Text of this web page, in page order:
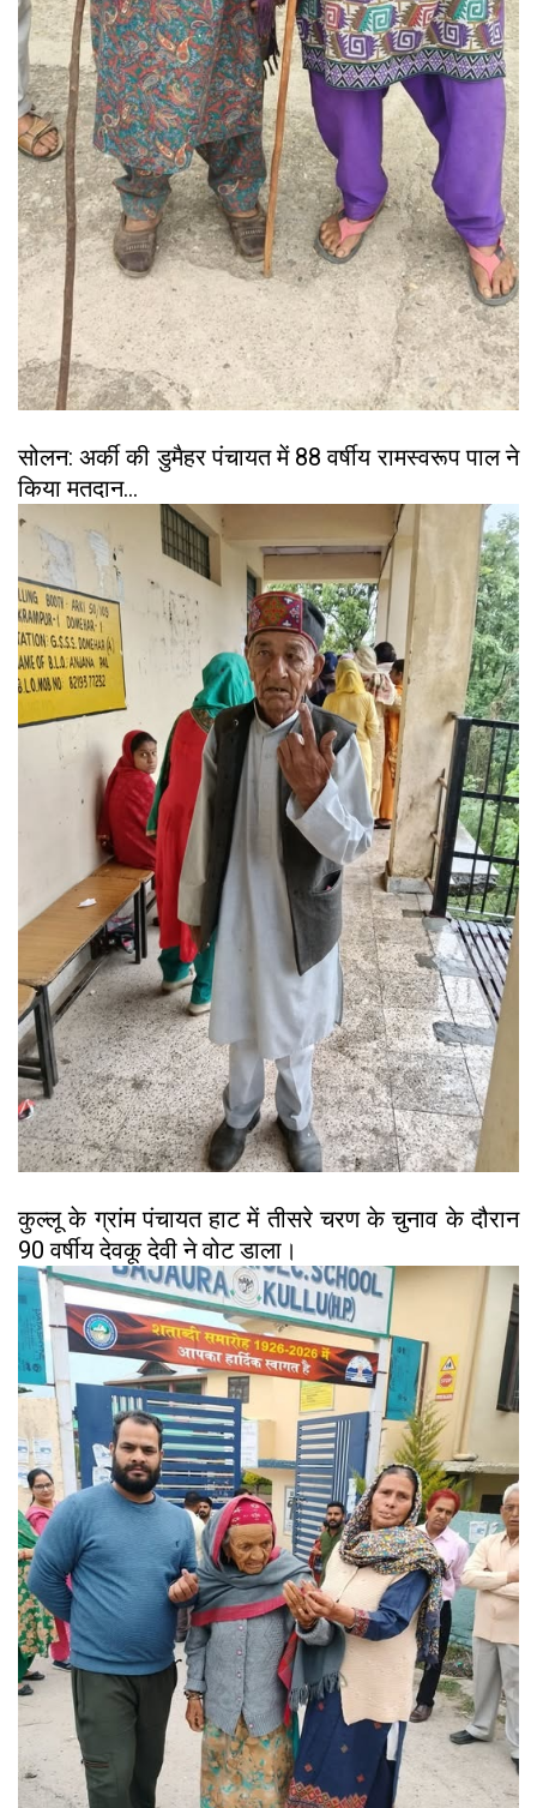
सोलन: अर्की की डुमैहर पंचायत में 88 वर्षीय रामस्वरूप पाल ने
किया मतदान...
कुल्लू के ग्रांम पंचायत हाट में तीसरे चरण के चुनाव के दौरान
90 वर्षीय देवकू देवी ने वोट डाला।